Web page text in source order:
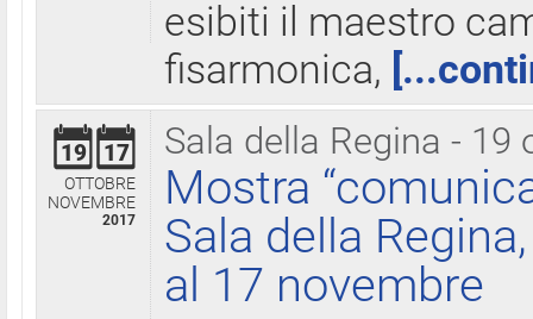
esibiti il maestro
fisarmonica,
Sala della Regina - 19
19 17
OTTOBRE
NOVEMBRE
2017
Mostra
Sala della
al 17 novembre